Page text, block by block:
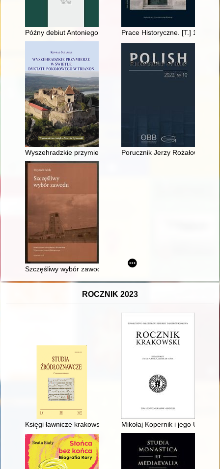
Późny debiut Antoniego Malczewskiego i kwestia
Prace Historyczne. [T.] 149, z.
Wyszehradzkie przymierze w świetle dyktatu pokojowego w
Porucznik Jerzy Rożałowski
Szczęśliwy wybór zawodu
ROCZNIK 2023
Księgi ławnicze krakowskie z lat 1408-1417 - recenzja]
Mikołaj Kopernik i jego